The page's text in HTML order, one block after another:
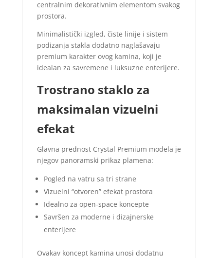
U padajućem meniju ispod
odaberite cenu kamina sa
ugradnjom ili bez ugradnje.
centralnim dekorativnim elementom svakog
prostora.
Minimalistički izgled, čiste linije i sistem
podizanja stakla dodatno naglašavaju
premium karakter ovog kamina, koji je
idealan za savremene i luksuzne enterijere.
Trostrano staklo za
maksimalan vizuelni
efekat
Glavna prednost Crystal Premium modela je
njegov panoramski prikaz plamena:
Pogled na vatru sa tri strane
Vizuelni “otvoren” efekat prostora
Idealno za open-space koncepte
Savršen za moderne i dizajnerske
enterijere
Ovakav koncept kamina unosi dodatnu